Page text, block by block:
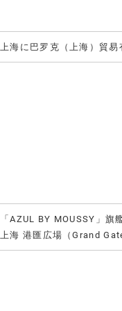
上海に巴罗克（上海）貿易
「AZUL BY MOUSSY」旗
上海 港匯広場（Grand